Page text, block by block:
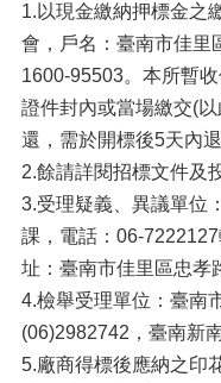
1.以現金繳納押標金之
會，戶名：臺南市佳里
1600-95503。本所暫
證件封內或當場繳交(
還，需於開標後5天內
2.餘請詳閱招標文件及
3.受理疑義、異議單位
課，電話：06-
址：臺南市佳里區忠孝
4.檢舉受理單位：臺南
(06)2982742，臺南新
5.廠商得標後應納之印